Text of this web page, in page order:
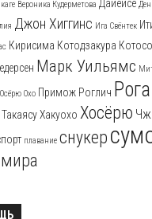
Вероника Кудерметова Дайейсё
Джон Хиггинс Ига Свёнтек
Кирисима Котодзакура
Марк Уильямс
Осёрю Охо Примож Роглич Рога
ТакаясуХакуохо Хосёрю
плавание снукер